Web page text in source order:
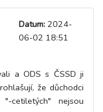
Datum:2024-
06-02 18:51
a ODS s ČSSD ji
že důchodci
cetiletých" nejsou